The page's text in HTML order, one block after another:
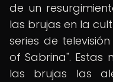
de un
las brujas en la
series de
of Sabrina". Estas
las brujas las